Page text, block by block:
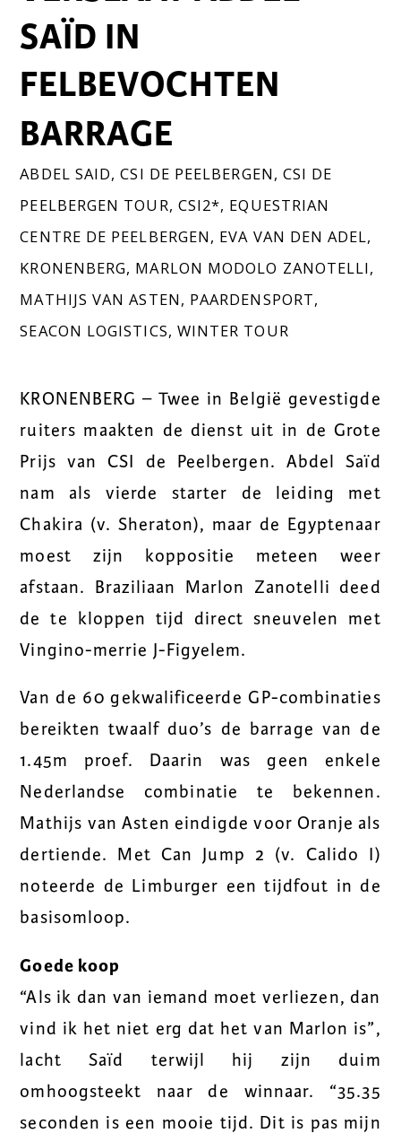
SAÏD IN
FELBEVOCHTEN
BARRAGE
ABDEL SAID,CSI DE PEELBERGEN, CSI DE
PEELBERGEN TOUR, CSI2*, EQUESTRIAN
CENTRE DE PEELBERGEN, EVA VAN DEN ADEL,
KRONENBERG, MARLON MODOLO ZANOTELLI,
MATHIJS VAN ASTEN, PAARDENSPORT,
SEACON LOGISTICS, WINTER TOUR
KRONENBERG – Twee in België gevestigde
ruiters maakten de dienst uit in de Grote
Prijs van CSI de Peelbergen. Abdel Saïd
nam als vierde starter de leiding met
Chakira (v. Sheraton), maar de Egyptenaar
moest zijn koppositie meteen weer
afstaan. Braziliaan Marlon Zanotelli deed
de te kloppen tijd direct sneuvelen met
Vingino-merrie J-Figyelem.
Van de 60 gekwalificeerde GP-combinaties
bereikten twaalf duo’s de barrage van de
1.45m proef. Daarin was geen enkele
Nederlandse combinatie te bekennen.
Mathijs van Asten eindigde voor Oranje als
dertiende. Met Can Jump 2 (v. Calido I)
noteerde de Limburger een tijdfout in de
basisomloop.
Goede koop
“Als ik dan van iemand moet verliezen, dan
vind ik het niet erg dat het van Marlon is”,
lacht Saïd terwijl hij zijn duim
omhoogsteekt naar de winnaar. “35.35
seconden is een mooie tijd. Dit is pas mijn